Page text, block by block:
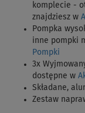
komplecie -
znajdziesz w
Pompka
inne pompki
Pompki
3x
dostępne w
Składane,
Zestaw